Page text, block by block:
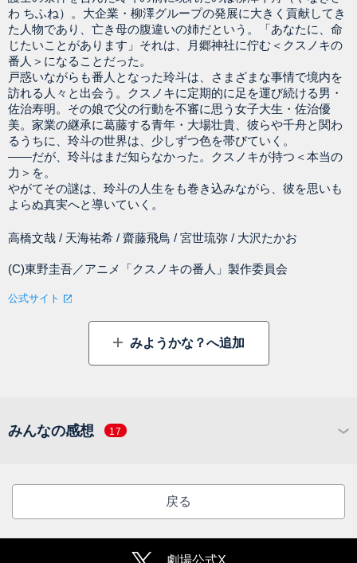
わ ちふね）。大企業・柳澤グループの発展に大きく貢献してき
た人物であり、亡き母の腹違いの姉だという。「あなたに、命
じたいことがあります」それは、月郷神社に佇む＜クスノキの
番人＞になることだった。
戸惑いながらも番人となった玲斗は、さまざまな事情で境内を
訪れる人々と出会う。クスノキに定期的に足を運び続ける男・
佐治寿明。その娘で父の行動を不審に思う女子大生・佐治優
美。家業の継承に葛藤する青年・大場壮貴、彼らや千舟と関わ
るうちに、玲斗の世界は、少しずつ色を帯びていく。
――だが、玲斗はまだ知らなかった。クスノキが持つ＜本当の
力＞を。
やがてその謎は、玲斗の人生をも巻き込みながら、彼を思いも
よらぬ真実へと導いていく。
高橋文哉 / 天海祐希 / 齋藤飛鳥 / 宮世琉弥 / 大沢たかお
(C)東野圭吾／アニメ「クスノキの番人」製作委員会
公式サイト
みようかな？へ追加
みんなの感想 17
戻る
劇場公式X